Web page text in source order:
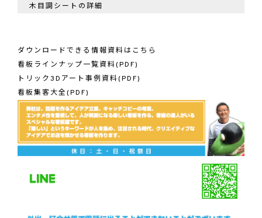
木目調シートの詳細
ダウンロードできる情報資料はこちら
看板ラインナップ一覧資料(PDF)
トリック3Dアート事例資料(PDF)
看板集客大全(PDF)